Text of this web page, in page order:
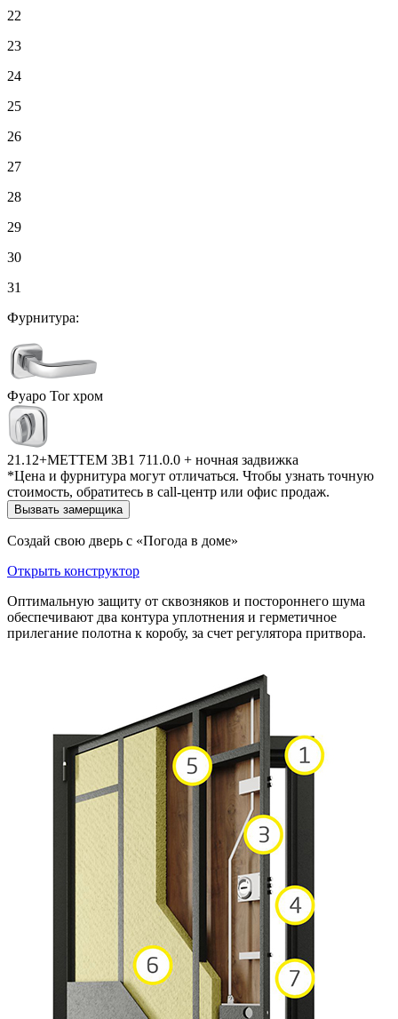
22
23
24
25
26
27
28
29
30
31
Фурнитура:
Фуаро Tor хром
21.12+МЕТТЕМ 3В1 711.0.0 + ночная задвижка
*Цена и фурнитура могут отличаться. Чтобы узнать точную
стоимость, обратитесь в call-центр или офис продаж.
Вызвать замерщика
Создай свою дверь с «Погода в доме»
Открыть конструктор
Оптимальную защиту от сквозняков и постороннего шума
обеспечивают два контура уплотнения и герметичное
прилегание полотна к коробу, за счет регулятора притвора.